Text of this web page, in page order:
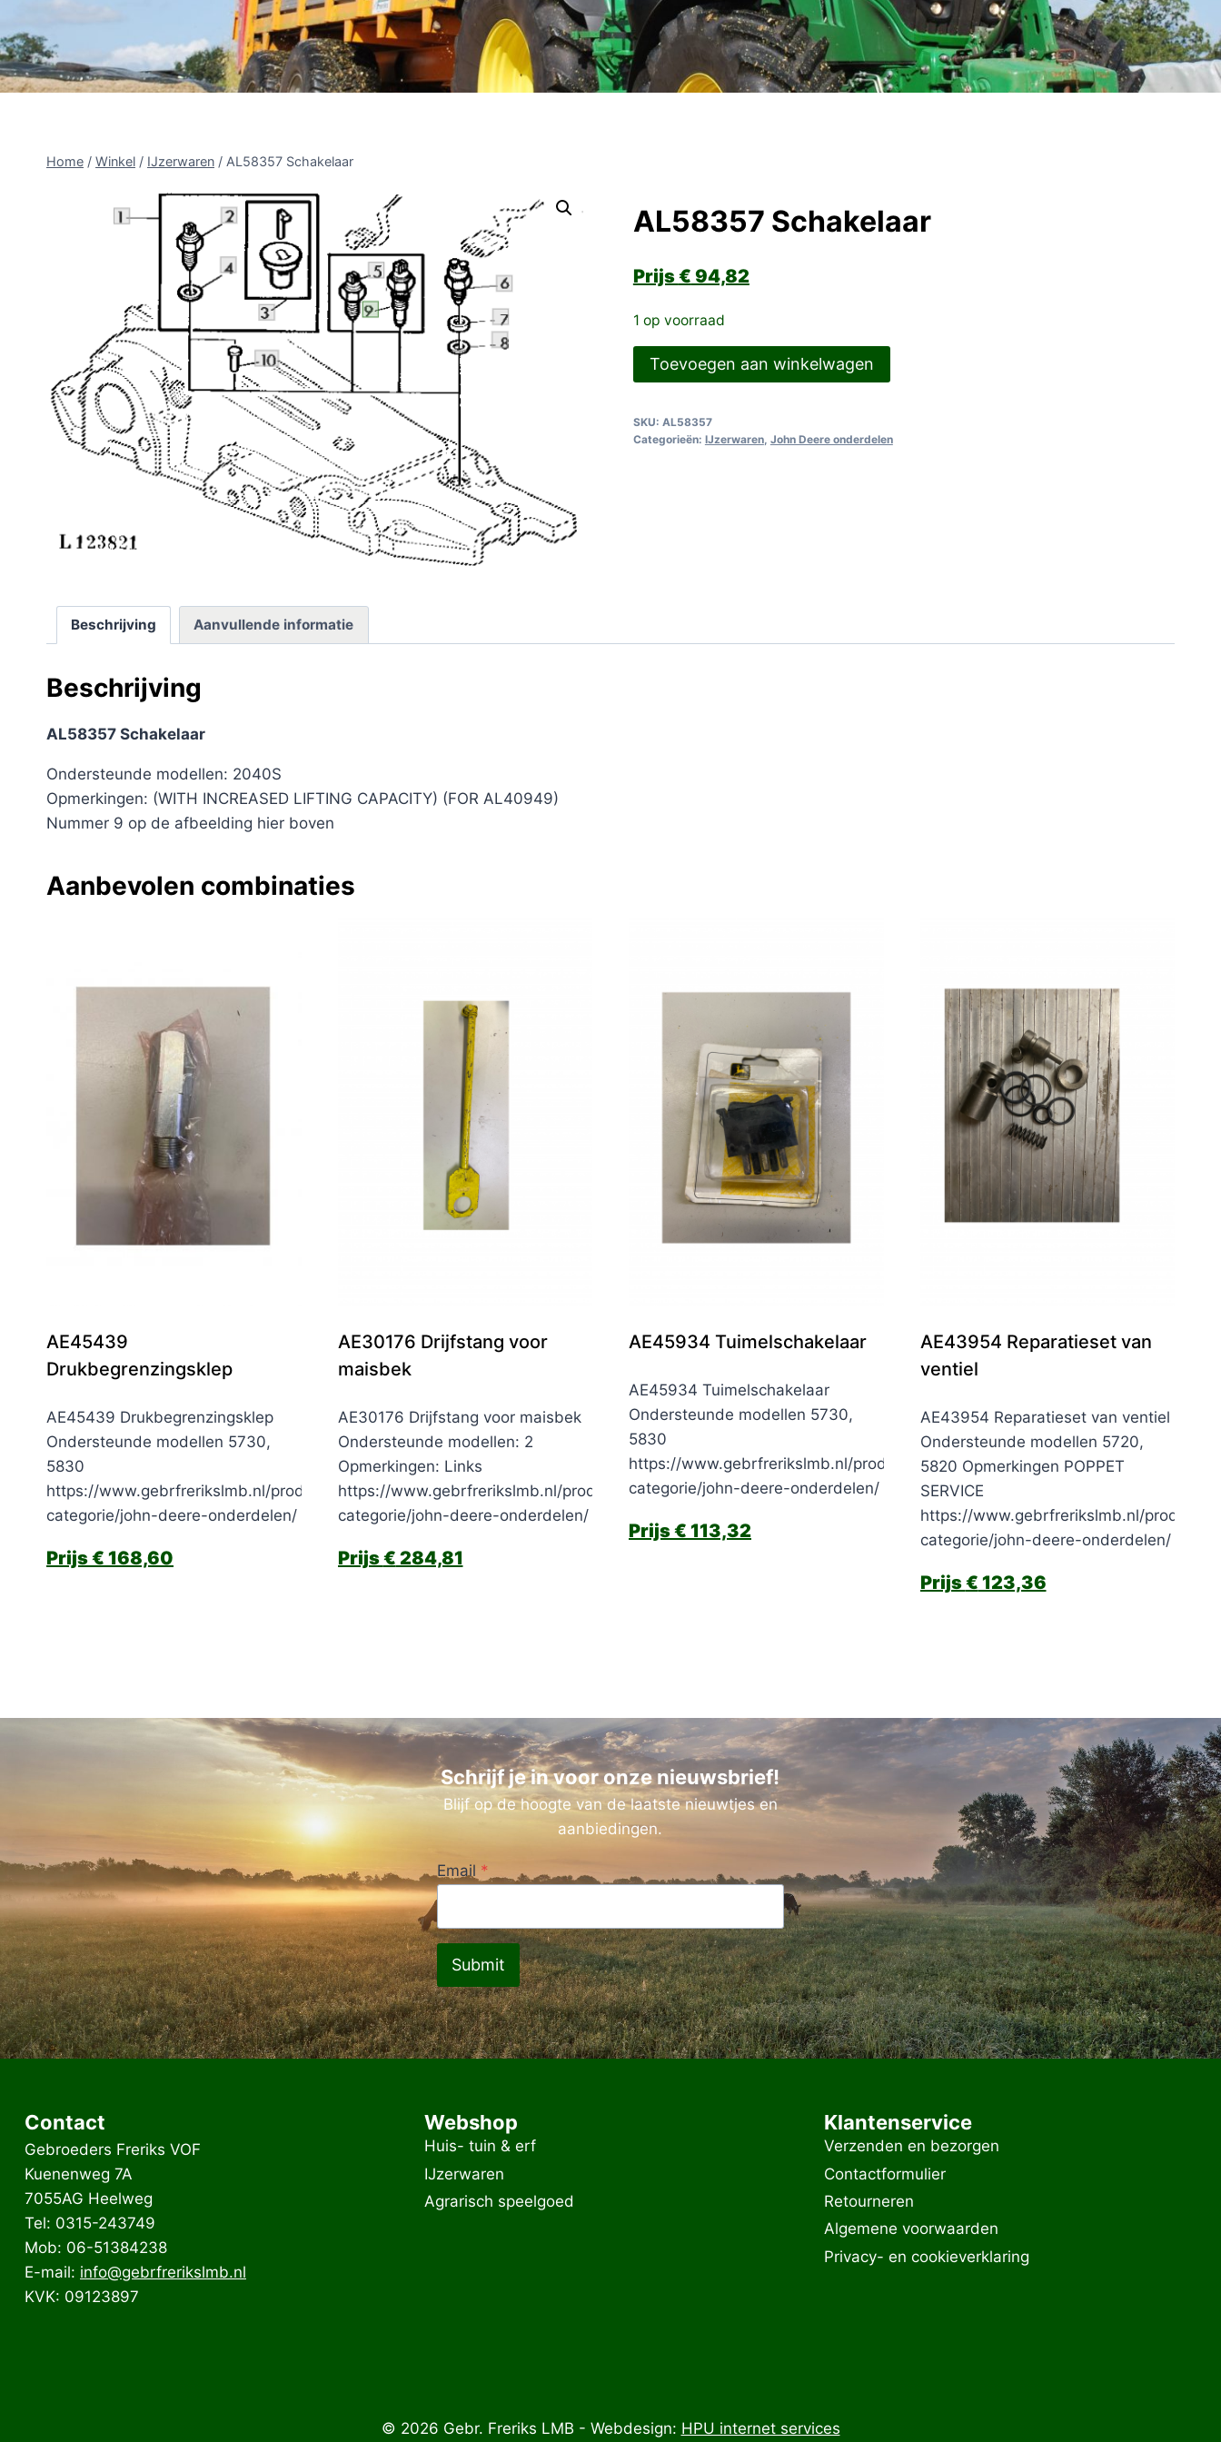
Home / Winkel / IJzerwaren / AL58357 Schakelaar
AL58357 Schakelaar
€ 94,82
1 op voorraad
AL58357
Schakelaar
Toevoegen aan winkelwagen
SKU: AL58357
Categorieën: IJzerwaren, John Deere onderdelen
Beschrijving Aanvullende informatie
Beschrijving
AL58357 Schakelaar
Ondersteunde modellen: 2040S
Opmerkingen: (WITH INCREASED LIFTING CAPACITY) (FOR AL40949)
Nummer 9 op de afbeelding hier boven
Aanbevolen combinaties
AE45439
Drukbegrenzingsklep
AE45439 Drukbegrenzingsklep
Ondersteunde modellen 5730,
5830
https://www.gebrfrerikslmb.nl/product-
categorie/john-deere-onderdelen/
€ 168,60
AE30176 Drijfstang voor
maisbek
AE30176 Drijfstang voor maisbek
Ondersteunde modellen: 2
Opmerkingen: Links
https://www.gebrfrerikslmb.nl/product-
categorie/john-deere-onderdelen/
€ 284,81
AE45934 Tuimelschakelaar
AE45934 Tuimelschakelaar
Ondersteunde modellen 5730,
5830
https://www.gebrfrerikslmb.nl/product-
categorie/john-deere-onderdelen/
€ 113,32
AE43954 Reparatieset van
ventiel
AE43954 Reparatieset van ventiel
Ondersteunde modellen 5720,
5820 Opmerkingen POPPET
SERVICE
https://www.gebrfrerikslmb.nl/product-
categorie/john-deere-onderdelen/
€ 123,36
Schrijf je in voor onze nieuwsbrief!
Blijf op de hoogte van de laatste nieuwtjes en
aanbiedingen.
Email *
Submit
Contact
Gebroeders Freriks VOF
Kuenenweg 7A
7055AG Heelweg
Tel: 0315-243749
Mob: 06-51384238
E-mail: info@gebrfrerikslmb.nl
KVK: 09123897
Webshop
Huis- tuin & erf
IJzerwaren
Agrarisch speelgoed
Klantenservice
Verzenden en bezorgen
Contactformulier
Retourneren
Algemene voorwaarden
Privacy- en cookieverklaring
© 2026 Gebr. Freriks LMB - Webdesign: HPU internet services